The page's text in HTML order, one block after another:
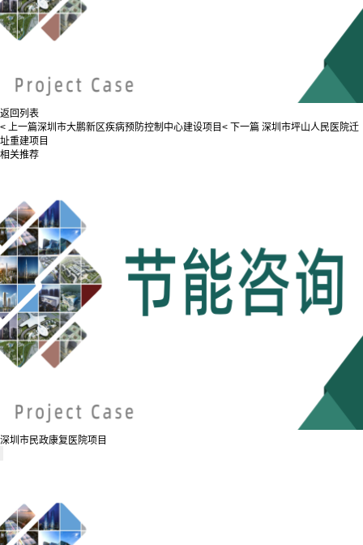
返回列表
< 上一篇深圳市大鹏新区疾病预防控制中心建设项目 < 下一篇 深圳市坪山人民医院迁
址重建项目
相关推荐
深圳市民政康复医院项目